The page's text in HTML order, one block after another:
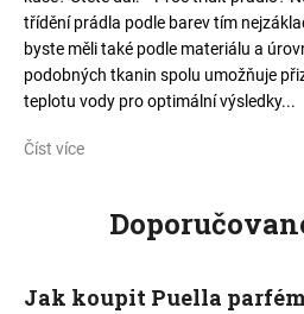
třídění prádla podle barev tím
byste měli také podle materiálu a
podobných tkanin spolu umožňuje
teplotu vody pro optimální výsledky...
Číst více
Jak koupit Puella